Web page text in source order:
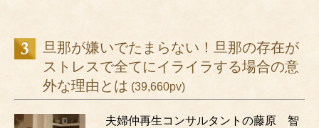
旦那が嫌いでたまらない！旦那の存在が
ストレスで全てにイライラする場合の意
外な理由とは (39,660pv)
夫婦仲再生コンサルタントの藤原 智